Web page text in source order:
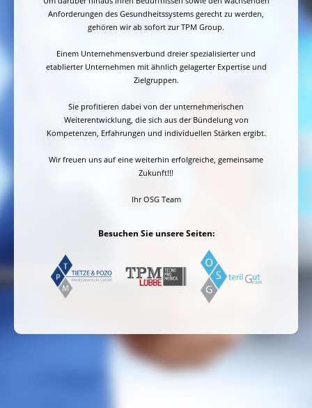
Anforderungen des Gesundheitssystems gerecht zu werden,
gehören wir ab sofort zur TPM Group.
Einem Unternehmensverbund dreier spezialisierter und
etablierter Unternehmen mit ähnlich gelagerter Expertise und
Zielgruppen.
Sie profitieren dabei von der unternehmerischen
Weiterentwicklung, die sich aus der Bündelung von
Kompetenzen, Erfahrungen und individuellen Stärken ergibt.
Wir freuen uns auf eine weiterhin erfolgreiche, gemeinsame
Zukunft!!!
Ihr OSG Team
Besuchen Sie unsere Seiten: